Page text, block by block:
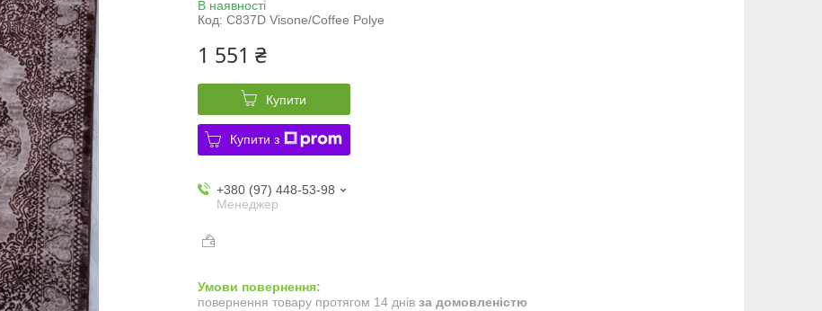
В наявності
Код: C837D Visone/Coffee Polye
1 551 ₴
Купити
Купити з
+380 (97) 448-53-98
Менеджер
повернення товару протягом 14 днів за домовленістю